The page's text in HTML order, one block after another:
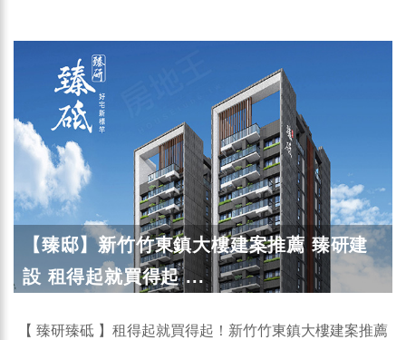
【臻邸】新竹竹東鎮大樓建案推薦 臻研建
設 租得起就買得起 ...
【 臻研臻砥 】租得起就買得起！新竹竹東鎮大樓建案推薦